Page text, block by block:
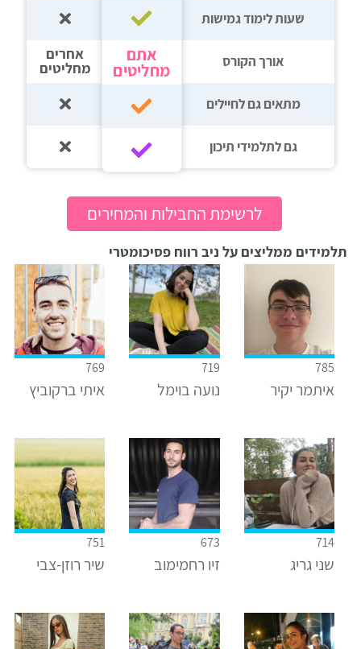
רווח
לימודים
שעות לימוד גמישות
אורך הקורס
מתאים גם לחיילים
גם לתלמידי תיכון‎‏
אתם
מחליטים
אחרים
מחליטים
לרשימת החבילות והמחירים
תלמידים ממליצים על ניב רווח פסיכומטרי
785
איתמר יקיר
719
נועה בוימל
769
איתי ברקוביץ
714
שני גריג
673
זיו רחמימוב
751
שיר רוזן-צבי